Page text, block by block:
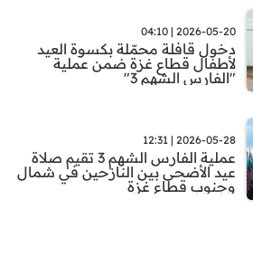
2026-05-20 | 04:10
دخول قافلة محمّلة بكسوة العيد
لأطفال قطاع غزة ضمن عملية
"الفارس الشهم 3"
2026-05-28 | 12:31
عملية الفارس الشهم 3 تقيم صلاة
عيد الأضحى بين النازحين في شمال
وجنوب قطاع غزة